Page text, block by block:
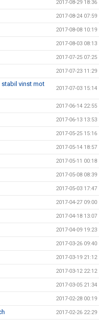
2017-08-29 18:36
2017-08-24 07:59
2017-08-08 10:19
2017-08-03 08:13
2017-07-25 07:25
2017-07-23 11:29
stabil vinst mot
2017-07-03 15:14
2017-06-14 22:55
2017-06-13 13:53
2017-05-25 15:16
2017-05-14 18:57
2017-05-11 00:18
2017-05-08 08:39
2017-05-03 17:47
2017-04-27 09:00
2017-04-18 13:07
2017-04-09 19:23
2017-03-26 09:40
2017-03-19 21:12
2017-03-12 22:12
2017-03-05 21:34
2017-02-28 00:19
2017-02-26 22:29